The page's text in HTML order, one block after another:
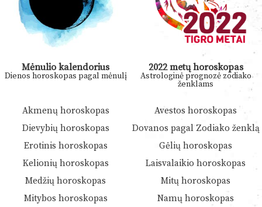
Mėnulio kalendorius
Dienos horoskopas pagal mėnulį
2022 metų horoskopas
Astrologinė prognozė zodiako
ženklams
Akmenų horoskopas
Avestos horoskopas
Dievybių horoskopas
Dovanos pagal Zodiako ženklą
Erotinis horoskopas
Gėlių horoskopas
Kelionių horoskopas
Laisvalaikio horoskopas
Medžių horoskopas
Mitų horoskopas
Mitybos horoskopas
Namų horoskopas